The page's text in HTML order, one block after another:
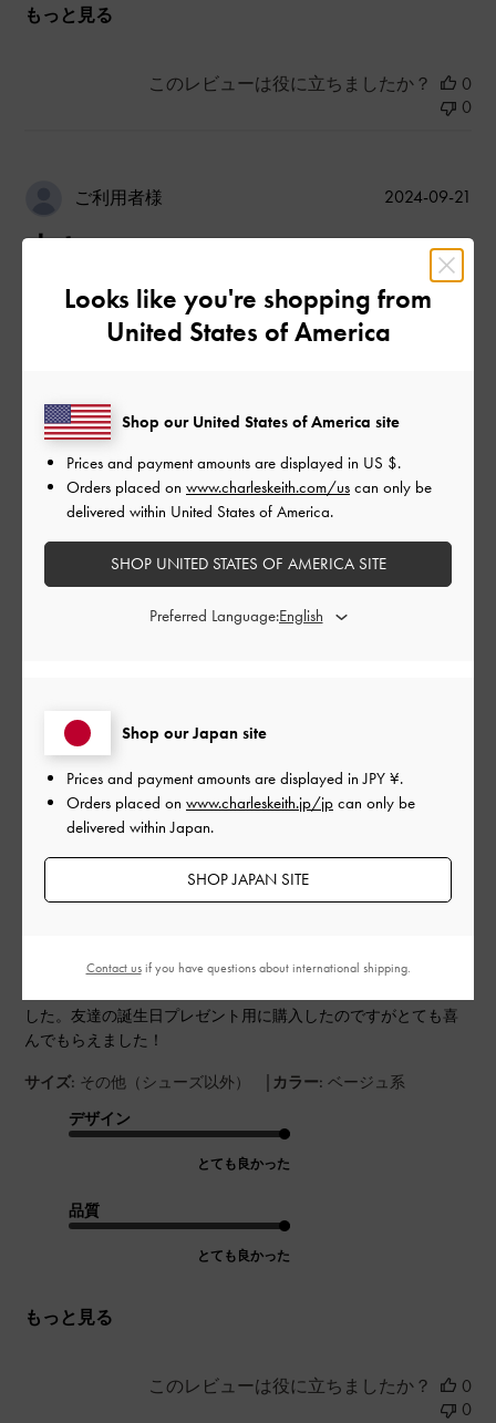
もっと見る
このレビューは役に立ちましたか？
0
0
ご利用者様
小さい…
けどデザイン重視なのでオッケーです！
サイズ: その他（シューズ以外） |カラー: ブラック系
デザイン
とても良かった
日
2024-09-21
このレビューは役に立ちましたか？
とても可愛い
した。友達の誕生日プレゼント用に購入したのですがとても喜
んでもらえました！
サイズ: その他（シューズ以外） | カラー: ベージュ系
デザイン
とても良かった
品質
とても良かった
もっと見る
このレビューは役に立ちましたか？
0
0
Looks like you're shopping from
United States of America
Shop our Japan site
Prices and payment amounts are displayed inJPY ¥.
Orders placed on www.charleskeith.jp/jp can only be
delivered within Japan.
SHOP JAPAN SITE
Shop our United States of America site
Prices and payment amounts are displayed in US $.
Orders placed on www.charleskeith.com/us can only be
delivered within United States of America.
SHOP UNITED STATES OF AMERICA SITE
Preferred Language:
Contact usif you have questions about international shipping.